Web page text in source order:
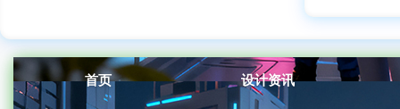
首页 设计资讯